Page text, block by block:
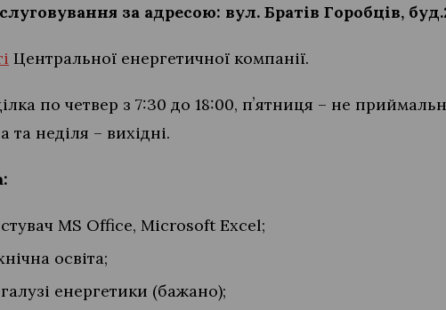
за адресою: вул. Братів Горобців,
Центральної енергетичної компанії.
по четвер з 7:30 до 18:00, пʼятниця – не
та неділя – вихідні.
MS Office, Microsoft Excel;
освіта;
енергетики (бажано);